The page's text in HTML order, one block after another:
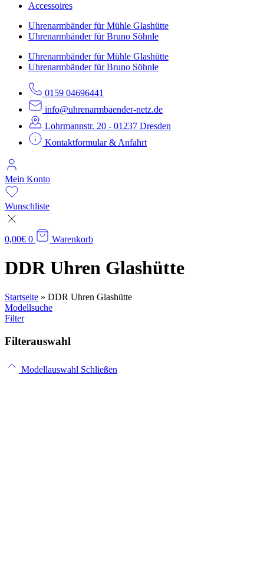
Accessoires
Uhrenarmbänder für Mühle Glashütte
Uhrenarmbänder für Bruno Söhnle
Uhrenarmbänder für Mühle Glashütte
Uhrenarmbänder für Bruno Söhnle
0159 04696441
info@uhrenarmbaender-netz.de
Lohrmannstr. 20 - 01237 Dresden
Kontaktformular & Anfahrt
Mein Konto
Wunschliste
0,00€ 0 Warenkorb
DDR Uhren Glashütte
Startseite » DDR Uhren Glashütte
Modellsuche
Filter
Filterauswahl
Modellauswahl Schließen